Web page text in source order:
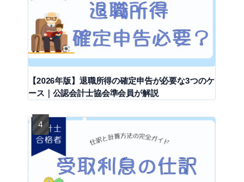
【2026年版】退職所得の確定申告が必要な3つのケ
ース｜公認会計士協会準会員が解説